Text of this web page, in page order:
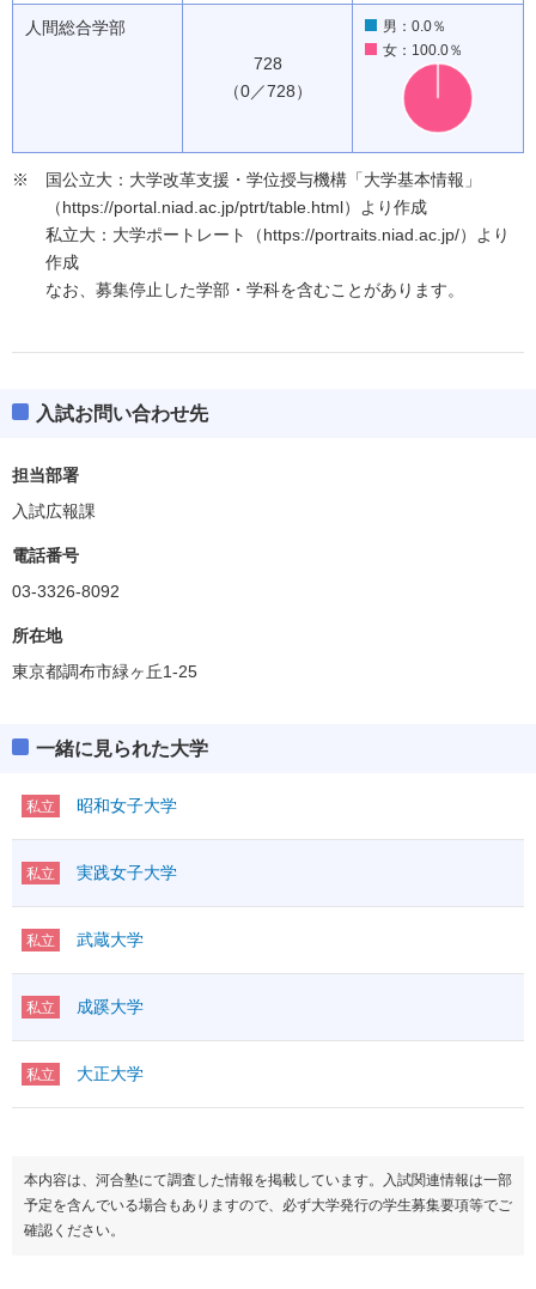
人間総合学部
728
（0／728）
男：0.0％
女：100.0％
国公立大：大学改革支援・学位授与機構「大学基本情報」
（https://portal.niad.ac.jp/ptrt/table.html）より作成
私立大：大学ポートレート（https://portraits.niad.ac.jp/）より
作成
なお、募集停止した学部・学科を含むことがあります。
入試お問い合わせ先
担当部署
入試広報課
電話番号
03-3326-8092
所在地
東京都調布市緑ヶ丘1-25
一緒に見られた大学
私立 昭和女子大学
私立 実践女子大学
私立 武蔵大学
私立 成蹊大学
私立 大正大学
本内容は、河合塾にて調査した情報を掲載しています。入試関連情報は一部
予定を含んでいる場合もありますので、必ず大学発行の学生募集要項等でご
確認ください。